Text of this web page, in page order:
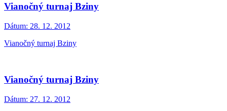
Vianočný turnaj Bziny
Dátum: 28. 12. 2012
Vianočný turnaj Bziny
Vianočný turnaj Bziny
Dátum: 27. 12. 2012